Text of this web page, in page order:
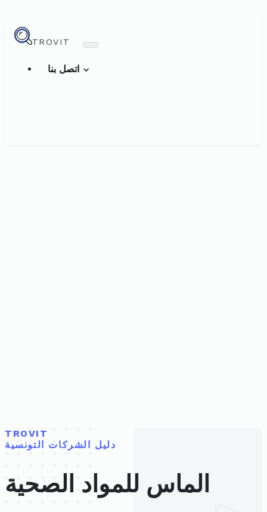
TROVIT
TROVIT
دليل الشركات التونسية
الماس للمواد الصحية